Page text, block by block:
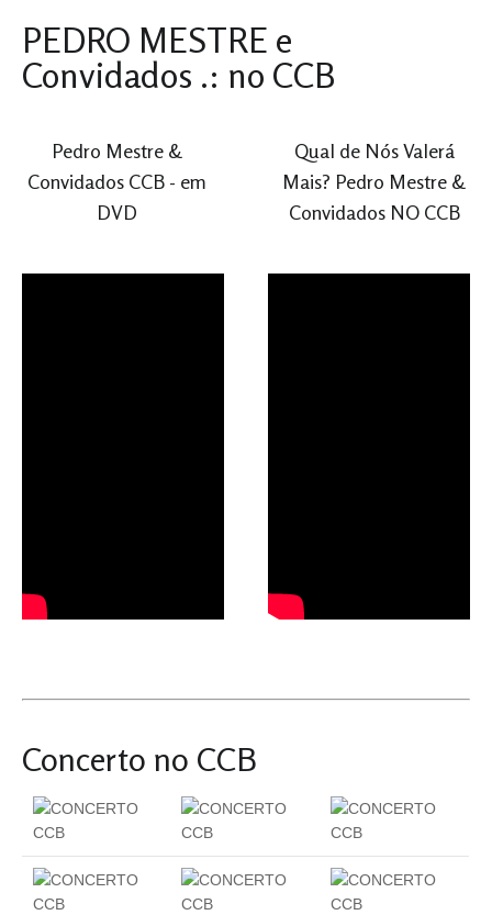
PEDRO MESTRE e
Convidados .: no CCB
Pedro Mestre &
Convidados CCB - em
DVD
Qual de Nós Valerá
Mais? Pedro Mestre &
Convidados NO CCB
Concerto no CCB